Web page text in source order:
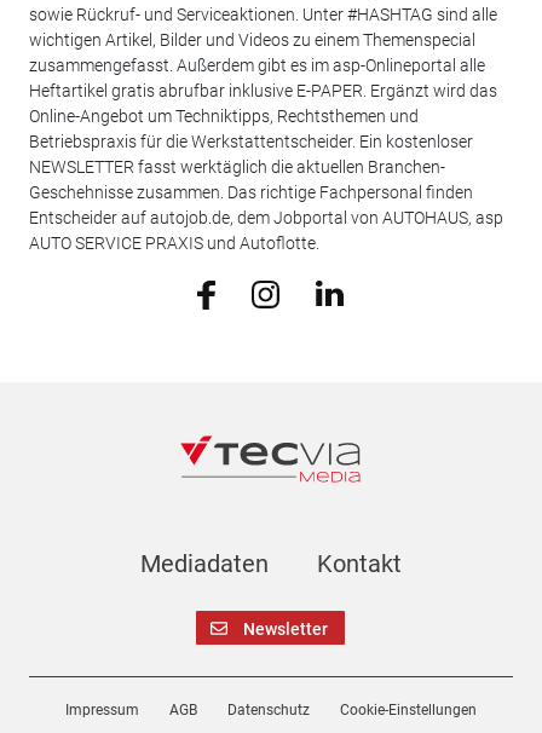
sowie Rückruf- und Serviceaktionen. Unter #HASHTAG sind alle
wichtigen Artikel, Bilder und Videos zu einem Themenspecial
zusammengefasst. Außerdem gibt es im asp-Onlineportal alle
Heftartikel gratis abrufbar inklusive E-PAPER. Ergänzt wird das
Online-Angebot um Techniktipps, Rechtsthemen und
Betriebspraxis für die Werkstattentscheider. Ein kostenloser
NEWSLETTER fasst werktäglich die aktuellen Branchen-
Geschehnisse zusammen. Das richtige Fachpersonal finden
Entscheider auf autojob.de, dem Jobportal von AUTOHAUS, asp
AUTO SERVICE PRAXIS und Autoflotte.
Mediadaten Kontakt
Newsletter
Impressum AGB Datenschutz Cookie-Einstellungen